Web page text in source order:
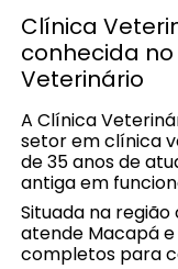
Clínica
conhecida
Veterinário
A Clínica
setor em clínica
de 35 anos de
antiga em
Situada na
atende Macapá
completos para